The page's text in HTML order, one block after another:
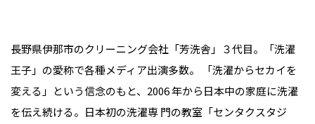
長野県伊那市のクリーニング会社「芳洗舎」３代目。「洗濯
王子」の愛称で各種メディア出演多数。 「洗濯からセカイを
変える」という信念のもと、2006 年から日本中の家庭に洗濯
を伝え続ける。日本初の洗濯専 門の教室「センタクスタジ